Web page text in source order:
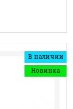
В наличии
Новинка